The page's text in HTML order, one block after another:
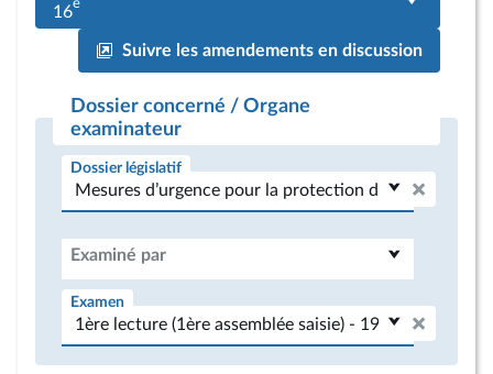
16e
Suivre les amendements en discussion
Dossier concerné / Organe
examinateur
Dossier législatif
Examiné par
Examen